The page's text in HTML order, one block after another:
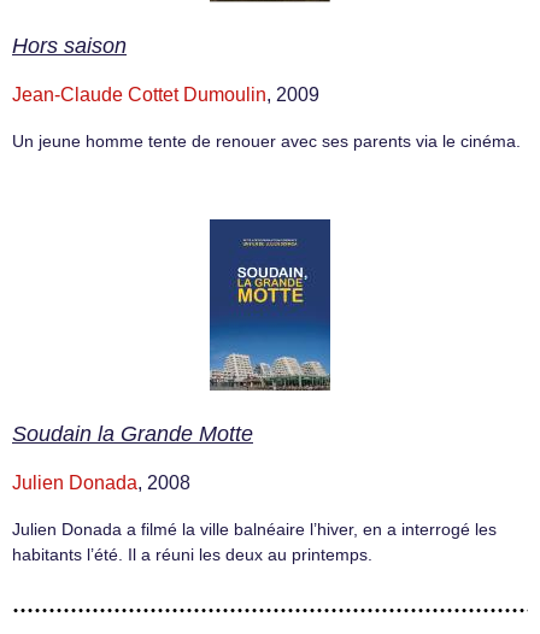
Hors saison
Jean-Claude Cottet Dumoulin, 2009
Un jeune homme tente de renouer avec ses parents via le cinéma.
Soudain la Grande Motte
Julien Donada, 2008
Julien Donada a filmé la ville balnéaire l’hiver, en a interrogé les
habitants l’été. Il a réuni les deux au printemps.